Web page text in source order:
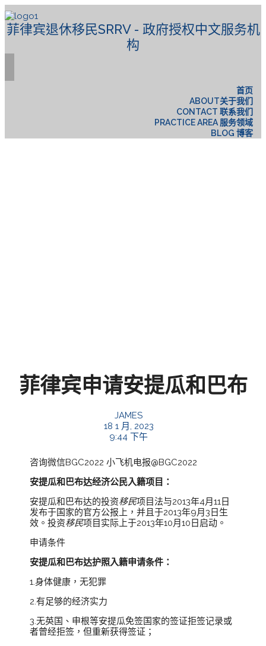
菲律宾退休移民SRRV - 政府授权中文服务机
构
首页
ABOUT关于我们
CONTACT 联系我们
PRACTICE AREA 服务领域
BLOG 博客
菲律宾申请安提瓜和巴布
JAMES
18 1 月, 2023
9:44 下午
咨询微信BGC2022 小飞机电报@BGC2022
安提瓜和巴布达经济公民入籍项目：
安提瓜和巴布达的投资移民项目法与2013年4月11日
发布于国家的官方公报上，并且于2013年9月3日生
效。投资移民项目实际上于2013年10月10日启动。
申请条件
安提瓜和巴布达护照入籍申请条件：
1.身体健康，无犯罪
2.有足够的经济实力
3.无英国、申根等安提瓜免签国家的签证拒签记录或
者曾经拒签，但重新获得签证；